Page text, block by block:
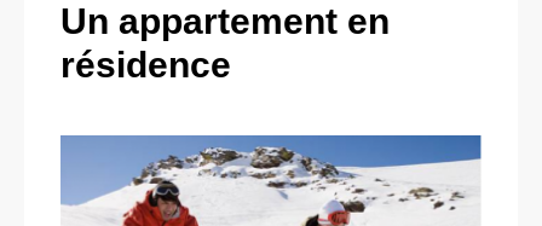
Un appartement en
résidence